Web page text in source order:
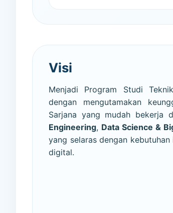
Visi
Menjadi Program Studi
dengan mengutamakan
Sarjana yang mudah bekerja
Engineering, Data Science &
yang selaras dengan
digital.